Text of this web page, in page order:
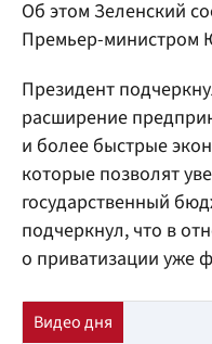
Об этом Зеленский
Премьер-министром
Президент
расширение
и более быстрые
которые позволят
государственный
подчеркнул, что в
о приватизации уже